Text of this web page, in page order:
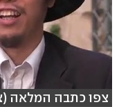
צפו כתבה המלאה